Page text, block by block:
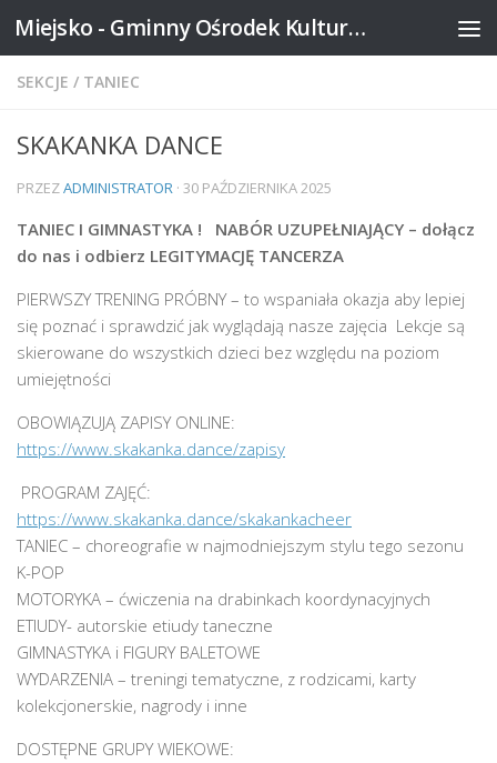
Skip to content Miejsko - Gminny Ośrodek Kultury w Mikstacie
SEKCJE / TANIEC
SKAKANKA DANCE
PRZEZADMINISTRATOR · 30 PAŹDZIERNIKA 2025
TANIEC I GIMNASTYKA ! NABÓR UZUPEŁNIAJĄCY – dołącz
do nas i odbierz LEGITYMACJĘ TANCERZA
PIERWSZY TRENING PRÓBNY – to wspaniała okazja aby lepiej
się poznać i sprawdzić jak wyglądają nasze zajęcia Lekcje są
skierowane do wszystkich dzieci bez względu na poziom
umiejętności
OBOWIĄZUJĄ ZAPISY ONLINE:
https://www.skakanka.dance/zapisy
PROGRAM ZAJĘĆ:
https://www.skakanka.dance/skakankacheer
TANIEC – choreografie w najmodniejszym stylu tego sezonu
K-POP
MOTORYKA – ćwiczenia na drabinkach koordynacyjnych
ETIUDY- autorskie etiudy taneczne
GIMNASTYKA i FIGURY BALETOWE
WYDARZENIA – treningi tematyczne, z rodzicami, karty
kolekcjonerskie, nagrody i inne
DOSTĘPNE GRUPY WIEKOWE: